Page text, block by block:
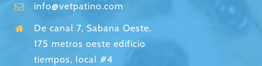
info@vetpatino.com
De canal 7, Sabana Oeste.
175 metros oeste edificio
tiempos, local #4